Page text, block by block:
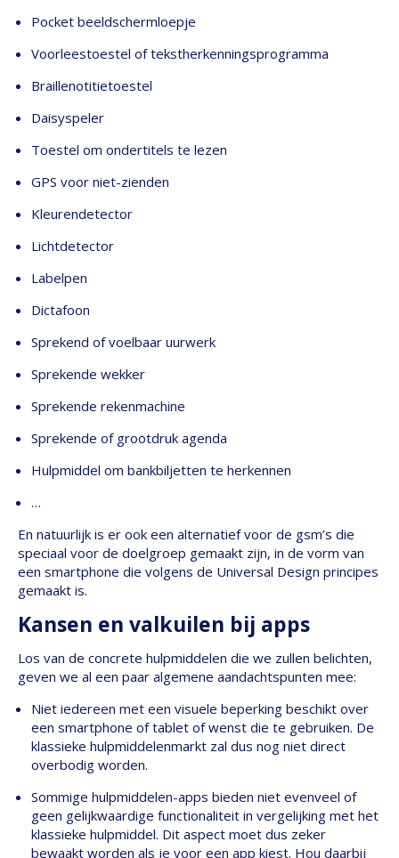
Pocket beeldschermloepje
Voorleestoestel of tekstherkenningsprogramma
Braillenotitietoestel
Daisyspeler
Toestel om ondertitels te lezen
GPS voor niet-zienden
Kleurendetector
Lichtdetector
Labelpen
Dictafoon
Sprekend of voelbaar uurwerk
Sprekende wekker
Sprekende rekenmachine
Sprekende of grootdruk agenda
Hulpmiddel om bankbiljetten te herkennen
…
En natuurlijk is er ook een alternatief voor de gsm’s die
speciaal voor de doelgroep gemaakt zijn, in de vorm van
een smartphone die volgens de Universal Design principes
gemaakt is.
Kansen en valkuilen bij apps
Los van de concrete hulpmiddelen die we zullen belichten,
geven we al een paar algemene aandachtspunten mee:
Niet iedereen met een visuele beperking beschikt over
een smartphone of tablet of wenst die te gebruiken. De
klassieke hulpmiddelenmarkt zal dus nog niet direct
overbodig worden.
Sommige hulpmiddelen-apps bieden niet evenveel of
geen gelijkwaardige functionaliteit in vergelijking met het
klassieke hulpmiddel. Dit aspect moet dus zeker
bewaakt worden als je voor een app kiest. Hou daarbij